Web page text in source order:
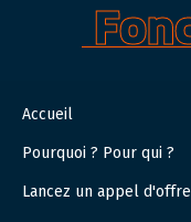
Accueil
Pourquoi ? Pour qui ?
Lancez un appel